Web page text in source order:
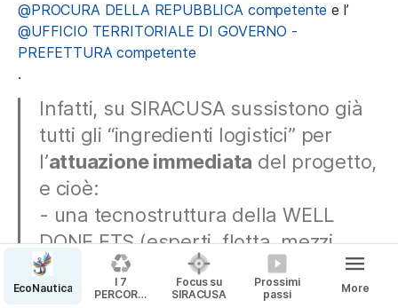
@PROCURA DELLA REPUBBLICA competente e l’
@UFFICIO TERRITORIALE DI GOVERNO -
PREFETTURA competente
.
Infatti, su SIRACUSA sussistono già
tutti gli “ingredienti logistici” per
l’attuazione immediata del progetto,
e cioè:
- una tecnostruttura della WELL
DONE ETS (esperti, flotta, mezzi,
supporters)
- la disponibilità di aree demaniali
EcoNautica
I 7
PERCORSI
Focus su
SIRACUSA
Prossimi
passi
More